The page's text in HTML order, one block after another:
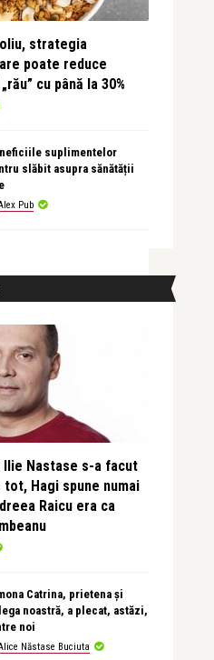
strategia
poate reduce
cu până la 30%
suplimentelor
slăbit asupra sănătății
Pub
Ilie Nastase s-a facut
Hagi spune numai
Raicu era ca
Catrina, prietena și
noastră, a plecat, astăzi,
noi
Năstase Buciuta